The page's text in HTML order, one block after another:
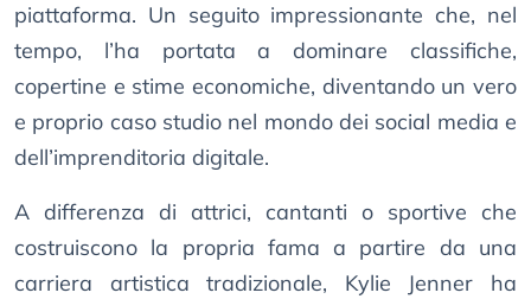
piattaforma. Un seguito impressionante che, nel
tempo, l’ha portata a dominare classifiche,
copertine e stime economiche, diventando un vero
e proprio caso studio nel mondo dei social media e
dell’imprenditoria digitale.
A differenza di attrici, cantanti o sportive che
costruiscono la propria fama a partire da una
carriera artistica tradizionale, Kylie Jenner ha